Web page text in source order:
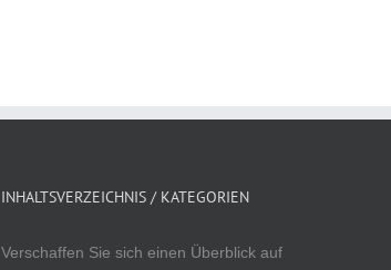
INHALTSVERZEICHNIS / KATEGORIEN
Verschaffen Sie sich einen Überblick auf